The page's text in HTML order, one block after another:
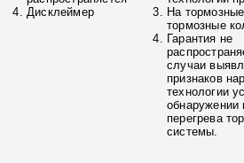
Дисклеймер
На
тормозные
Гарантия не
случаи
признаков
технологии
обнаружении
перегрева
системы.